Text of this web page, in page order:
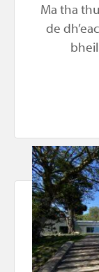
Ma tha
de